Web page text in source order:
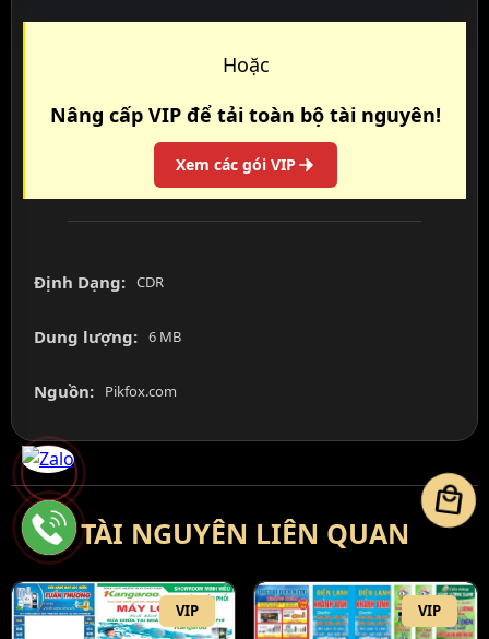
Hoặc
Nâng cấp VIP để tải toàn bộ tài nguyên!
Xem các gói VIP
Định Dạng: CDR
Dung lượng: 6 MB
Nguồn: Pikfox.com
TÀI NGUYÊN LIÊN QUAN
VIP VIP
local_mall